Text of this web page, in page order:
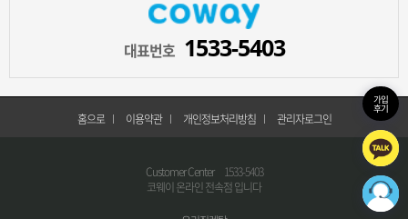
대표번호 1533-5403
홈으로 이용약관 개인정보처리방침 관리자로그인
Customer Center 1533-5403
코웨이 온라인 전속점 입니다
가입
후기